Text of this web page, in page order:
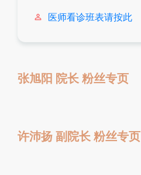
person_outline 医师看诊班表请按此
张旭阳 院长 粉丝专页
许沛扬 副院长 粉丝专页